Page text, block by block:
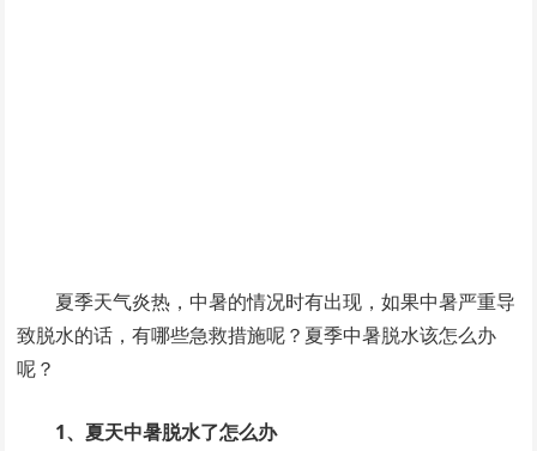
夏季天气炎热，中暑的情况时有出现，如果中暑严重导
致脱水的话，有哪些急救措施呢？夏季中暑脱水该怎么办
呢？
1、夏天中暑脱水了怎么办